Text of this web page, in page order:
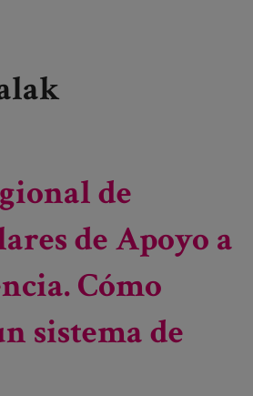
de
de Apoyo a
Cómo
sistema de